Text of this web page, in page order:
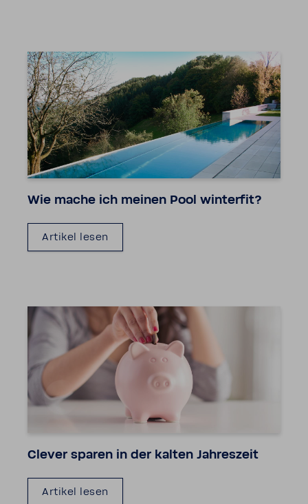
Wie mache ich meinen Pool winterfit?
Artikel lesen
Clever sparen in der kalten Jahres­zeit
Artikel lesen